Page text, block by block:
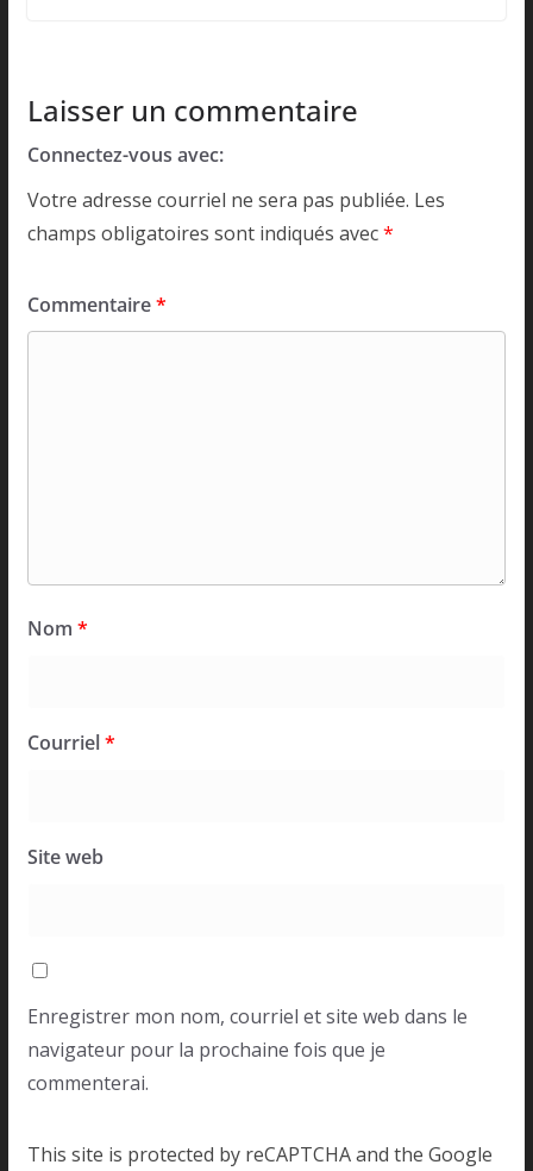
Laisser un commentaire
Connectez-vous avec:
Votre adresse courriel ne sera pas publiée. Les
champs obligatoires sont indiqués avec*
Commentaire*
Nom *
Courriel*
Site web
Enregistrer mon nom, courriel et site web dans le
navigateur pour la prochaine fois que je
commenterai.
This site is protected by reCAPTCHA and the Google